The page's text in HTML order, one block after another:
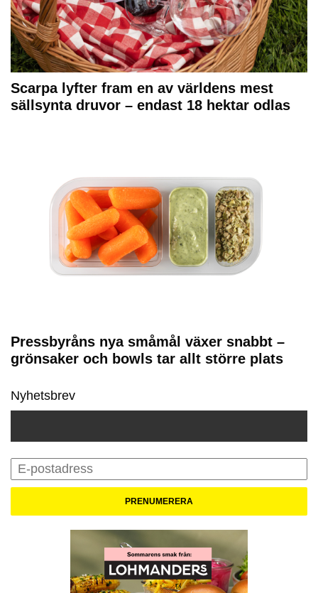
Scarpa lyfter fram en av världens mest
sällsynta druvor – endast 18 hektar odlas
Pressbyråns nya småmål växer snabbt –
grönsaker och bowls tar allt större plats
Nyhetsbrev